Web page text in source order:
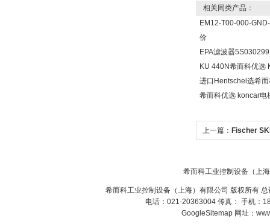
相关同类产品：
EM12-T00-000-
价
EPA滤波器
KU 440N希而科优选
进口Hentschel选希
希而科优选 koncar电
上一篇： Fischer
希而科工业控制设备（上
希而科工业控制设备（上海）有限公司 版权所有
电话：021-20363004 传真： 手机：
GoogleSitemap网址：